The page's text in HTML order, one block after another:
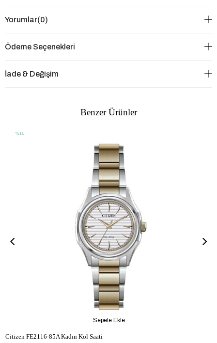
Yorumlar(0)
Ödeme Seçenekleri
İade & Değişim
Benzer Ürünler
Citizen FE2116-85A Kadın Kol Saati
Sepete Ekle
%15